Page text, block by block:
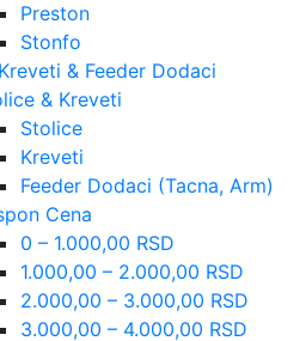
Preston
Stonfo
& Feeder Dodaci
& Kreveti
Stolice
Kreveti
Feeder Dodaci (Tacna, Arm)
Cena
0 – 1.000,00 RSD
1.000,00 – 2.000,00 RSD
2.000,00 – 3.000,00 RSD
3.000,00 – 4.000,00 RSD